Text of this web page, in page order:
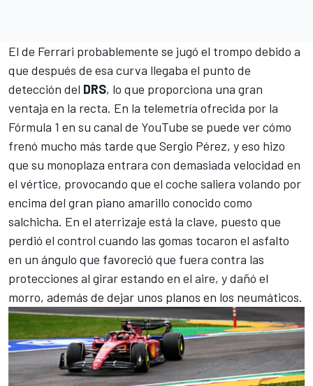
El de Ferrari probablemente se jugó el trompo debido a
que después de esa curva llegaba el punto de
detección del DRS, lo que proporciona una gran
ventaja en la recta. En la telemetría ofrecida por la
Fórmula 1 en su canal de YouTube se puede ver cómo
frenó mucho más tarde que Sergio Pérez, y eso hizo
que su monoplaza entrara con demasiada velocidad en
el vértice, provocando que el coche saliera volando por
encima del gran piano amarillo conocido como
salchicha. En el aterrizaje está la clave, puesto que
perdió el control cuando las gomas tocaron el asfalto
en un ángulo que favoreció que fuera contra las
protecciones al girar estando en el aire, y dañó el
morro, además de dejar unos planos en los neumáticos.